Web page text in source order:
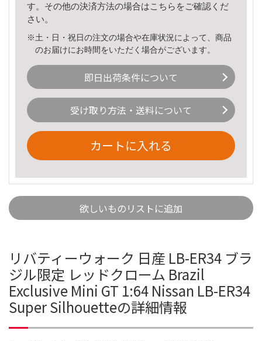
す。その他の決済方法の場合はこちら をご確認くだ
さい。
※土・日・祝日の注文の場合や在庫状況によって、商品
のお届けにお時間をいただく場合がございます。
即日出荷条件について
受け取り方法・送料について
カートに入れる
欲しいものリストに追加
リバティーウォーク 日産 LB-ER34 ブラ
ジル限定 レッドクローム Brazil
Exclusive Mini GT 1:64 Nissan LB-ER34
Super Silhouetteの詳細情報